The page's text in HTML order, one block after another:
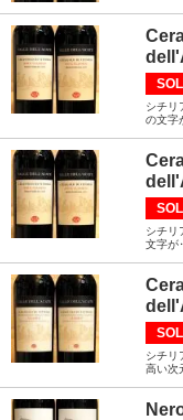
シチリ
の文字
シチリ
文字が
シチリ
高い次